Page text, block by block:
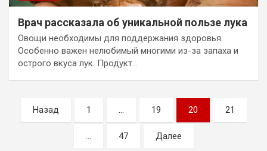
Врач рассказала об уникальной пользе лука
Овощи необходимы для поддержания здоровья.
Особенно важен нелюбимый многими из-за запаха и
острого вкуса лук. Продукт…
Пагинация
записей
Назад 1 … 19 20 21
… 47 Далее